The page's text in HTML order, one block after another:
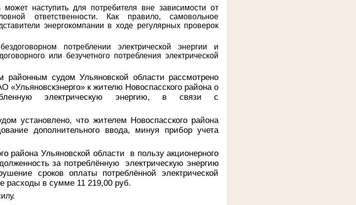
может наступить для потребителя вне зависимости от
ответственности. Как правило, самовольное
энергокомпании в ходе регулярных проверок
потреблении электрической энергии и
или безучетного потребления электрической
районным судом Ульяновской области рассмотрено
«Ульяновскэнерго» к жителю Новоспасского района о
электрическую энергию, в связи с
установлено, что жителем Новоспасского района
дополнительного ввода, минуя прибор учета
района Ульяновской области
в пользу акционерного
за потреблённую
электрическую энергию
сроков оплаты потреблённой электрической
расходы в сумме 11 219,00 руб.